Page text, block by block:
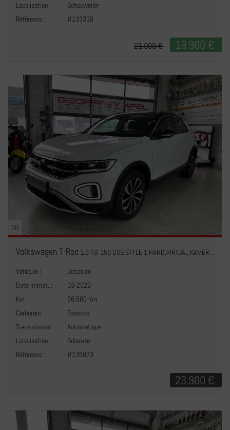
Localisation :
Schouweiler
Référence :
#133318
19.900 €
21.900 €
20
Volkswagen T-Roc 1.5 TSI 150 DSG STYLE,1 HAND,VIRTUAL,KAMERA,NAVI,CARPLAY,LED,CUIR,IQ-LIGHT
Véhicule :
Occasion
Date immat. :
03-2022
Km :
58.500 Km
Carburant :
Essence
Transmission :
Automatique
Localisation :
Soleuvre
Référence :
#135073
23.900 €